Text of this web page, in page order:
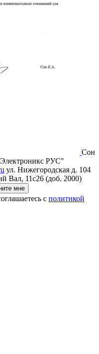
Сон
РУС"
ул. Нижегородская д. 104
Вал, 11с26 (доб. 2000)
мне
с политикой